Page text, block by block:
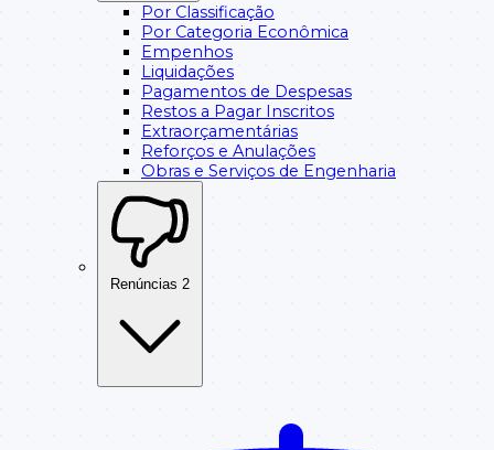
Por Classificação
Por Categoria Econômica
Empenhos
Liquidações
Pagamentos de Despesas
Restos a Pagar Inscritos
Extraorçamentárias
Reforços e Anulações
Obras e Serviços de Engenharia
Renúncias 2